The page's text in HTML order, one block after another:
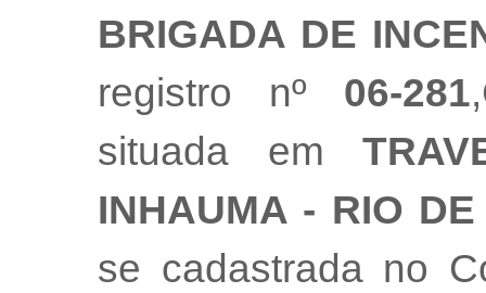
BRIGADA DE
registro nº 06-281
situada em
INHAUMA - RIO
se cadastrada no